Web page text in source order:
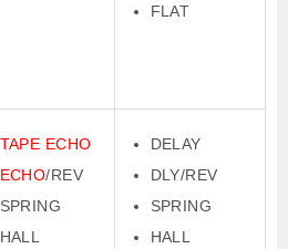
FLAT
TAPE ECHO
ECHO/REV
SPRING
HALL
DELAY
DLY/REV
SPRING
HALL